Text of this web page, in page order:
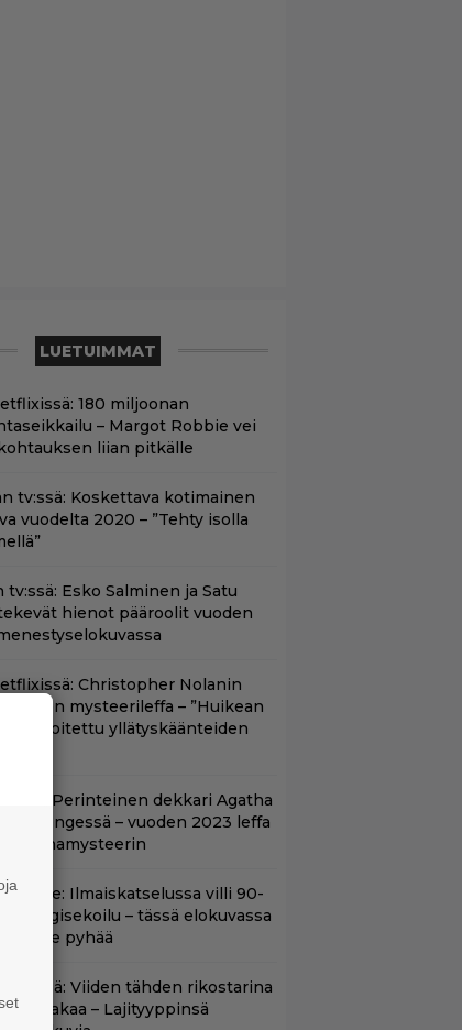
LUETUIMMAT
180 miljoonan
– Margot Robbie vei
liian pitkälle
tv:ssä: Koskettava kotimainen
vuodelta 2020 – ”Tehty isolla
tv:ssä: Esko Salminen ja Satu
hienot pääroolit vuoden
Christopher Nolanin
tähden mysteerileffa – ”Huikean
kirjoitettu yllätyskäänteiden
tv:ssä: Perinteinen dekkari Agatha
hengessä – vuoden 2023 leffa
murhamysteerin
Ilmaiskatselussa villi 90-
kyborgisekoilu – tässä elokuvassa
ei ole pyhää
tv:ssä: Viiden tähden rikostarina
takaa – Lajityyppinsä